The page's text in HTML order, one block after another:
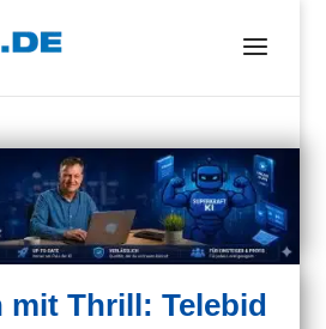
mit Thrill: Telebid